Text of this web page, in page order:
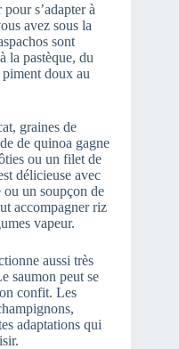
s’adapter à
avez sous la
sont
la pastèque, du
doux au
graines de
de quinoa gagne
ou un filet de
délicieuse avec
ou un soupçon de
accompagner riz
vapeur.
aussi très
saumon peut se
confit. Les
adaptations qui